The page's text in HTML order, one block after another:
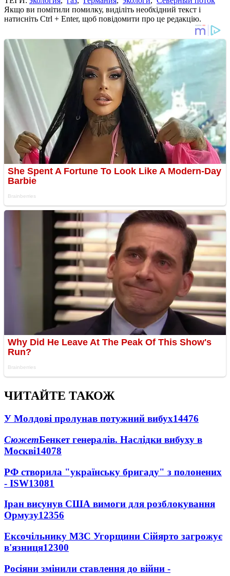
Якщо ви помітили помилку, виділіть необхідний текст і
натисніть Ctrl + Enter, щоб повідомити про це редакцію.
ЧИТАЙТЕ ТАКОЖ
У Молдові пролунав потужний вибух14476
СюжетБенкет генералів. Наслідки вибуху в
Москві14078
РФ створила "українську бригаду" з полонених
- ISW13081
Іран висунув США вимоги для розблокування
Ормузу12356
Ексочільнику МЗС Угорщини Сійярто загрожує
в'язниця12300
Росіяни змінили ставлення до війни -